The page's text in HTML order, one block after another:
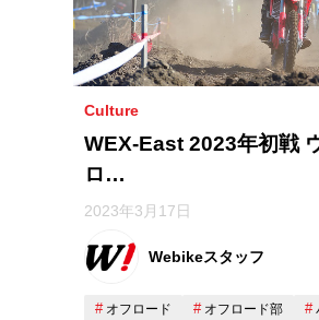
Culture
WEX-East 2023年初戦
ロ…
2023年3月17日
Webikeスタッフ
オフロード オフロード部